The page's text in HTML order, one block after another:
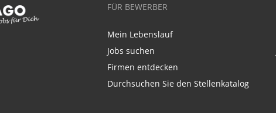
FÜR BEWERBER
Mein Lebenslauf
Jobs suchen
Firmen entdecken
Durchsuchen Sie den Stellenkatalog